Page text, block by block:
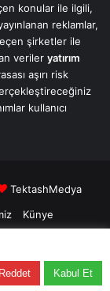
konular ile ilgili,
reklamlar,
şirketler ile
veriler yatırım
aşırı risk
kullanıcı
TektashMedya
Künye
InstagramTelegram
Reddet Kabul Et